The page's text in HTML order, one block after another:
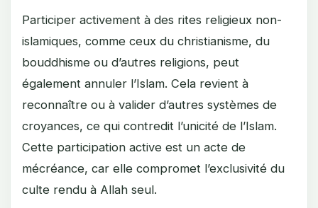
Participer activement à des rites religieux non-
islamiques, comme ceux du christianisme, du
bouddhisme ou d’autres religions, peut
également annuler l’Islam. Cela revient à
reconnaître ou à valider d’autres systèmes de
croyances, ce qui contredit l’unicité de l’Islam.
Cette participation active est un acte de
mécréance, car elle compromet l’exclusivité du
culte rendu à Allah seul.